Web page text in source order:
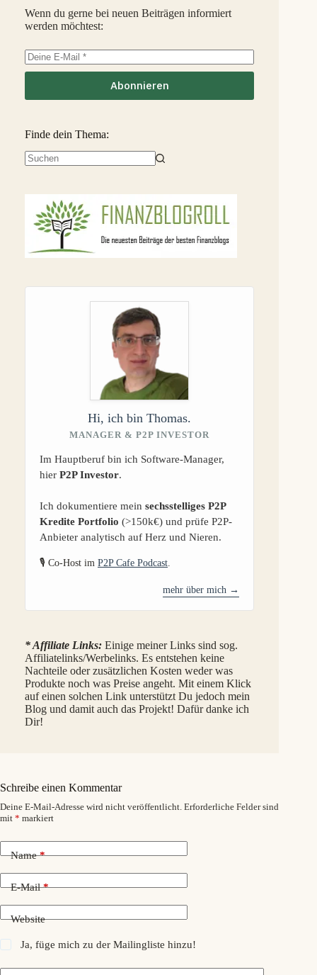
InSoil 2,6 % S
37 Linked Finance -6,3 % S
Wenn du gerne bei neuen Beiträgen informiert
werden möchtest:
Abonnieren
Finde dein Thema:
Hi, ich bin Thomas.
MANAGER & P2P INVESTOR
Im Hauptberuf bin ich Software-Manager,
hier P2P Investor.
Ich dokumentiere mein sechsstelliges P2P
Kredite Portfolio (>150k€) und prüfe P2P-
Anbieter analytisch auf Herz und Nieren.
🎙️ Co-Host im P2P Cafe Podcast.
mehr über mich →
* Affiliate Links: Einige meiner Links sind sog.
Affiliatelinks/Werbelinks. Es entstehen keine
Nachteile oder zusätzlichen Kosten weder was
Produkte noch was Preise angeht. Mit einem Klick
auf einen solchen Link unterstützt Du jedoch mein
Blog und damit auch das Projekt! Dafür danke ich
Dir!
Schreibe einen Kommentar
Deine E-Mail-Adresse wird nicht veröffentlicht. Erforderliche Felder sind
mit * markiert
Name*
E-Mail*
Website
Ja, füge mich zu der Mailingliste hinzu!